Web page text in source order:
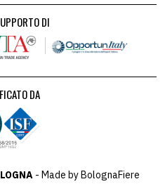
DI
DA
- Made by BolognaFiere